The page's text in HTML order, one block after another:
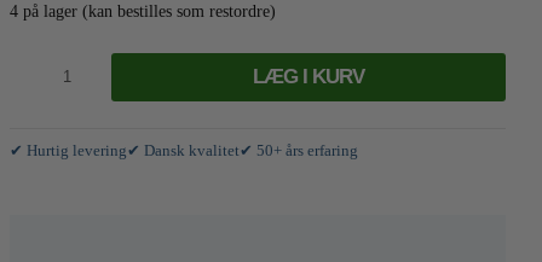
4 på lager (kan bestilles som restordre)
LÆG I KURV
✔ Hurtig levering✔ Dansk kvalitet✔ 50+ års erfaring